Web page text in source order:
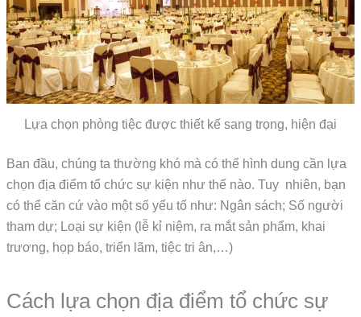
Lựa chọn phòng tiệc được thiết kế sang trọng, hiện đại
Ban đầu, chúng ta thường khó mà có thể hình dung cần lựa
chọn địa điểm tổ chức sự kiện như thế nào. Tuy nhiên, bạn
có thể căn cứ vào một số yếu tố như: Ngân sách; Số người
tham dự; Loại sự kiện (lễ kỉ niệm, ra mắt sản phẩm, khai
trương, họp báo, triển lãm, tiệc tri ân,…)
Cách lựa chọn địa điểm tổ chức sự